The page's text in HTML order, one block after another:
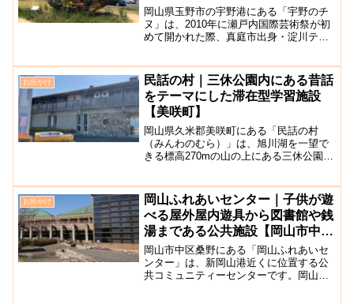
岡山県玉野市の宇野港にある「宇野のチ
ヌ」は、2010年に瀬戸内国際芸術祭が初
めて開かれた際、真庭市出身・淀川テク
品は、宇野港周辺の沿岸や児島湖で拾い
集めた空き缶やペット...
お出かけ
民話の村｜三休公園内にある昔話
をテーマにした滞在型学習施設
【美咲町】
岡山県久米郡美咲町にある「民話の村
（みんわのむら）」は、旭川湖を一望で
きる標高270mの山の上にある三休公園
設です。三休公園は、桜の名所として大
変有名で、春の桜の季節に...
お出かけ
岡山ふれあいセンター｜子供が遊
べる屋外屋内遊具から図書館や銭
湯まである公共施設【岡山市中
区】
岡山市中区桑野にある「岡山ふれあいセ
ンター」は、新岡山港近くに位置する公
共コミュニティーセンターです。岡山市